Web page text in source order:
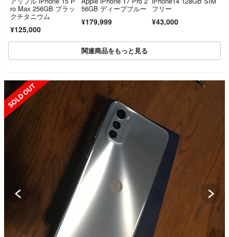
ro Max 256GB ブラッ
クチタニウム
¥125,000
56GB ディープブルー
¥179,999
フリー
¥43,000
関連商品をもっと見る
SOLD OUT